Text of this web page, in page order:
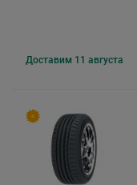
Доставим 11 августа